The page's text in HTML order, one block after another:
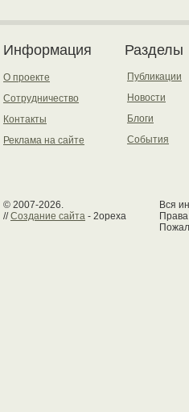
Информация
О проекте
Сотрудничество
Контакты
Реклама на сайте
Разделы
Публикации
Новости
Блоги
События
© 2007-2026.
//Создание сайта - 2opexa
Вся